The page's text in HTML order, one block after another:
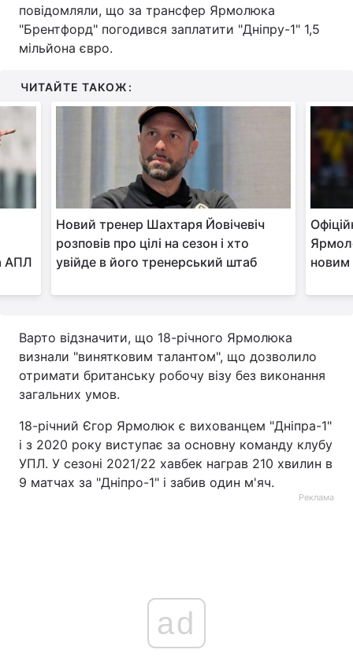
повідомляли, що за трансфер Ярмолюка
"Брентфорд" погодився заплатити "Дніпру-1" 1,5
мільйона євро.
ЧИТАЙТЕ ТАКОЖ:
АПЛ
Новий тренер Шахтаря Йовічевіч
розповів про цілі на сезон і хто
увійде в його тренерський штаб
Варто відзначити, що 18-річного Ярмолюка
визнали "винятковим талантом", що дозволило
отримати британську робочу візу без виконання
загальних умов.
18-річний Єгор Ярмолюк є вихованцем "Дніпра-1"
і з 2020 року виступає за основну команду клубу
УПЛ. У сезоні 2021/22 хавбек награв 210 хвилин в
9 матчах за "Дніпро-1" і забив один м'яч.
Реклама
ad